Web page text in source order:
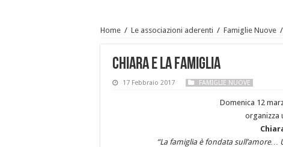
Home / Le associazioni aderenti / Famiglie Nuove /
Chiara e la famiglia
17 Febbraio 2017 FAMIGLIE NUOVE
Domenica 12
organizza
“La famiglia è fondata sull’amore…